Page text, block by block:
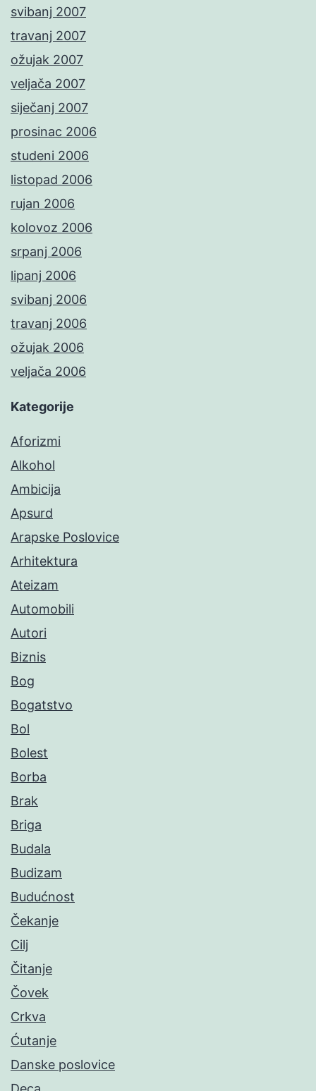
svibanj 2007
travanj 2007
ožujak 2007
veljača 2007
siječanj 2007
prosinac 2006
studeni 2006
listopad 2006
rujan 2006
kolovoz 2006
srpanj 2006
lipanj 2006
svibanj 2006
travanj 2006
ožujak 2006
veljača 2006
Kategorije
Aforizmi
Alkohol
Ambicija
Apsurd
Arapske Poslovice
Arhitektura
Ateizam
Automobili
Autori
Biznis
Bog
Bogatstvo
Bol
Bolest
Borba
Brak
Briga
Budala
Budizam
Budućnost
Čekanje
Cilj
Čitanje
Čovek
Crkva
Ćutanje
Danske poslovice